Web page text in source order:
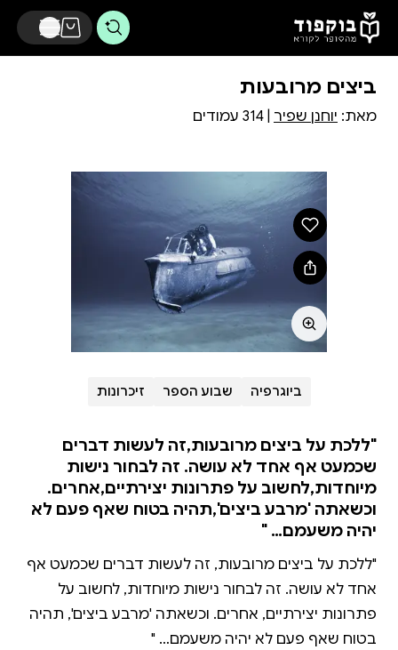
דלג לתוכן הראשי
ביצים מרובעות
מאת: יוחנן שפיר | 314 עמודים
ביוגרפיה שבוע הספר זיכרונות
"ללכת על ביצים מרובעות,זה לעשות דברים
שכמעט אף אחד לא עושה. זה לבחור נישות
מיוחדות,לחשוב על פתרונות יצירתיים,אחרים.
וכשאתה 'מרבע ביצים',תהיה בטוח שאף פעם לא
יהיה משעמם… "
"ללכת על ביצים מרובעות, זה לעשות דברים שכמעט אף
אחד לא עושה. זה לבחור נישות מיוחדות, לחשוב על
פתרונות יצירתיים, אחרים. וכשאתה 'מרבע ביצים', תהיה
בטוח שאף פעם לא יהיה משעמם… "